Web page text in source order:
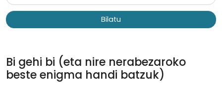
Bilatu
Bi gehi bi (eta nire nerabezaroko
beste enigma handi batzuk)